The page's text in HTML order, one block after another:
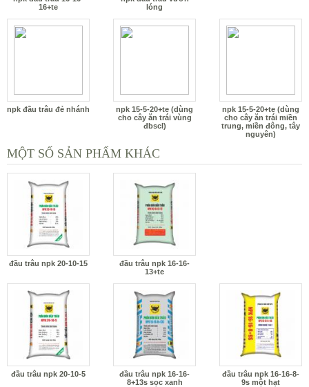
16+te
lóng
npk đầu trâu đẻ nhánh
npk 15-5-20+te (dùng
cho cây ăn trái vùng
đbscl)
npk 15-5-20+te (dùng
cho cây ăn trái miền
trung, miền đông, tây
nguyên)
MỘT SỐ SẢN PHẨM KHÁC
đầu trâu npk 20-10-15
đầu trâu npk 16-16-
13+te
đầu trâu npk 20-10-5
đầu trâu npk 16-16-
8+13s sọc xanh
đầu trâu npk 16-16-8-
9s một hạt